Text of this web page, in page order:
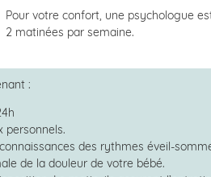
Pour votre confort, une psychologue
2 matinées par semaine.
:
personnels.
des rythmes éveil-
de la douleur de votre bébé.